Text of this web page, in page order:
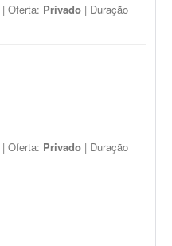
| Oferta: Privado | Duração
| Oferta: Privado | Duração